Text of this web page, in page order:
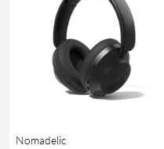
Nomadelic